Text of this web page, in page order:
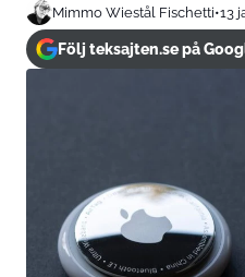
Mimmo Wiestål Fischetti•13
Följ teksajten.se på